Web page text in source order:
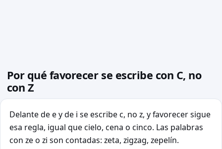
Por qué favorecer se escribe con C, no
con Z
Delante de e y de i se escribe c, no z, y favorecer sigue
esa regla, igual que cielo, cena o cinco. Las palabras
con ze o zi son contadas: zeta, zigzag, zepelín.